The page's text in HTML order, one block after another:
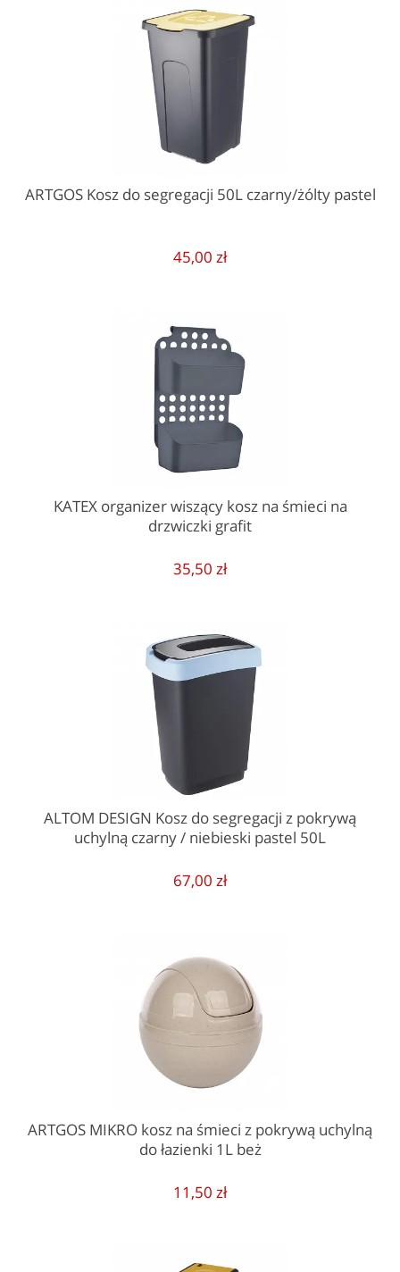
ARTGOS Kosz do segregacji 50L czarny/żólty pastel
45,00 zł
KATEX organizer wiszący kosz na śmieci na
drzwiczki grafit
35,50 zł
ALTOM DESIGN Kosz do segregacji z pokrywą
uchylną czarny / niebieski pastel 50L
67,00 zł
ARTGOS MIKRO kosz na śmieci z pokrywą uchylną
do łazienki 1L beż
11,50 zł